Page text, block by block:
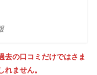
去の口コミだけではさま
ません。